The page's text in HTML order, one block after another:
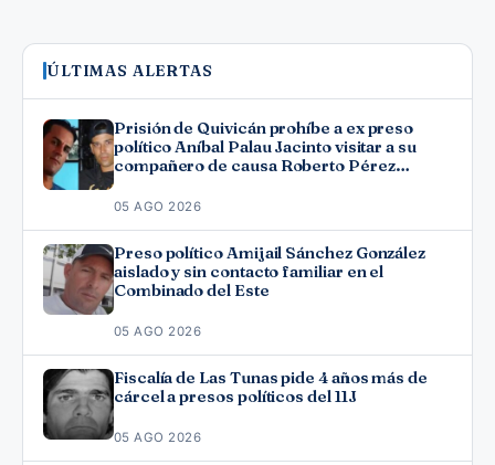
ÚLTIMAS ALERTAS
Prisión de Quivicán prohíbe a ex preso
político Aníbal Palau Jacinto visitar a su
compañero de causa Roberto Pérez
05 AGO 2026
Preso político Amijail Sánchez González
aislado y sin contacto familiar en el
Combinado del Este
05 AGO 2026
Fiscalía de Las Tunas pide 4 años más de
cárcel a presos políticos del 11J
05 AGO 2026